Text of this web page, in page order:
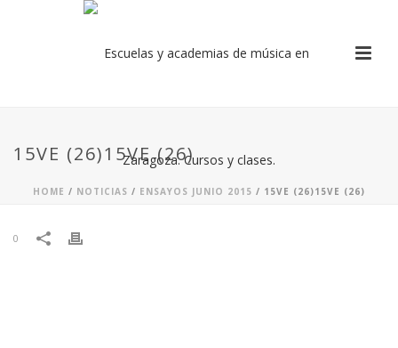
15VE (26)15VE (26)
HOME / NOTICIAS / ENSAYOS JUNIO 2015 / 15VE (26)15VE (26)
0